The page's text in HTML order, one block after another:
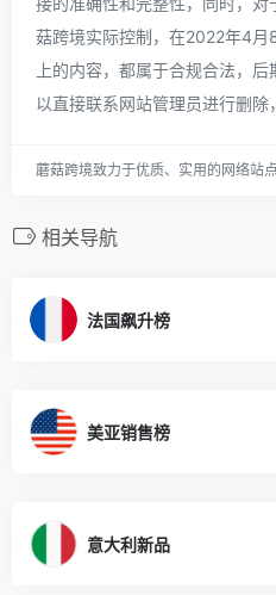
菇跨境实际控制，在2022年4
上的内容，都属于合规合法，
以直接联系网站管理员进行删除
蘑菇跨境致力于优质、实用的网络站
相关导航
法国飙升榜
美亚销售榜
意大利新品